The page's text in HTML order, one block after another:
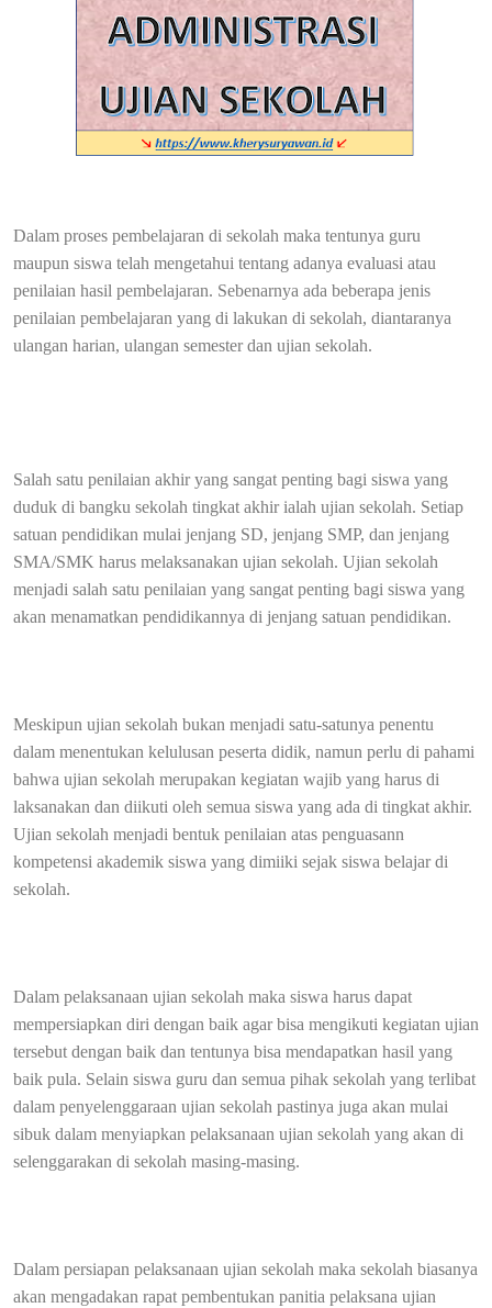
Dalam proses pembelajaran di sekolah maka tentunya guru
maupun siswa telah mengetahui tentang adanya evaluasi atau
penilaian hasil pembelajaran. Sebenarnya ada beberapa jenis
penilaian pembelajaran yang di lakukan di sekolah, diantaranya
ulangan harian, ulangan semester dan ujian sekolah.
Salah satu penilaian akhir yang sangat penting bagi siswa yang
duduk di bangku sekolah tingkat akhir ialah ujian sekolah. Setiap
satuan pendidikan mulai jenjang SD, jenjang SMP, dan jenjang
SMA/SMK harus melaksanakan ujian sekolah. Ujian sekolah
menjadi salah satu penilaian yang sangat penting bagi siswa yang
akan menamatkan pendidikannya di jenjang satuan pendidikan.
Meskipun ujian sekolah bukan menjadi satu-satunya penentu
dalam menentukan kelulusan peserta didik, namun perlu di pahami
bahwa ujian sekolah merupakan kegiatan wajib yang harus di
laksanakan dan diikuti oleh semua siswa yang ada di tingkat akhir.
Ujian sekolah menjadi bentuk penilaian atas penguasann
kompetensi akademik siswa yang dimiiki sejak siswa belajar di
sekolah.
Dalam pelaksanaan ujian sekolah maka siswa harus dapat
mempersiapkan diri dengan baik agar bisa mengikuti kegiatan ujian
tersebut dengan baik dan tentunya bisa mendapatkan hasil yang
baik pula. Selain siswa guru dan semua pihak sekolah yang terlibat
dalam penyelenggaraan ujian sekolah pastinya juga akan mulai
sibuk dalam menyiapkan pelaksanaan ujian sekolah yang akan di
selenggarakan di sekolah masing-masing.
Dalam persiapan pelaksanaan ujian sekolah maka sekolah biasanya
akan mengadakan rapat pembentukan panitia pelaksana ujian